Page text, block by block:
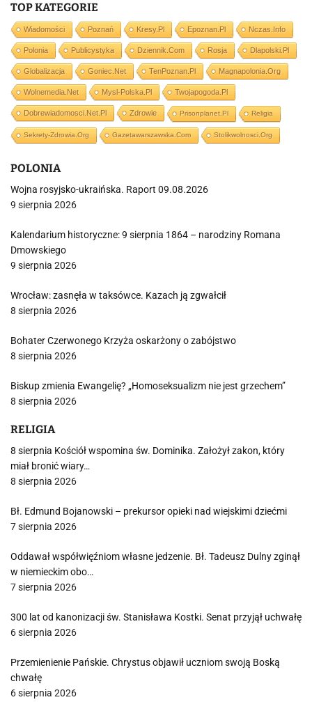
TOP KATEGORIE
Wiadomości Poznań Kresy.pl Epoznan.pl Nczas.info
Polonia Publicystyka Dziennik.com Rosja Dlapolski.pl
Globalizacja Goniec.net TenPoznan.pl Magnapolonia.org
Wolnemedia.net Mysl-Polska.pl Twojapogoda.pl
Dobrewiadomosci.net.pl Zdrowie Prisonplanet.pl Religia
Sekrety-Zdrowia.org Gazetawarszawska.com Stolikwolnosci.org
POLONIA
Wojna rosyjsko-ukraińska. Raport 09.08.2026
9 sierpnia 2026
Kalendarium historyczne: 9 sierpnia 1864 – narodziny Romana
Dmowskiego
9 sierpnia 2026
Wrocław: zasnęła w taksówce. Kazach ją zgwałcił
8 sierpnia 2026
Bohater Czerwonego Krzyża oskarżony o zabójstwo
8 sierpnia 2026
Biskup zmienia Ewangelię? „Homoseksualizm nie jest grzechem”
8 sierpnia 2026
RELIGIA
8 sierpnia Kościół wspomina św. Dominika. Założył zakon, który
miał bronić wiary…
8 sierpnia 2026
Bł. Edmund Bojanowski – prekursor opieki nad wiejskimi dziećmi
7 sierpnia 2026
Oddawał współwięźniom własne jedzenie. Bł. Tadeusz Dulny zginął
w niemieckim obo…
7 sierpnia 2026
300 lat od kanonizacji św. Stanisława Kostki. Senat przyjął uchwałę
6 sierpnia 2026
Przemienienie Pańskie. Chrystus objawił uczniom swoją Boską
chwałę
6 sierpnia 2026